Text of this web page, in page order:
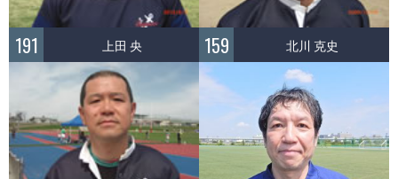
191 上田 央 159 北川 克史